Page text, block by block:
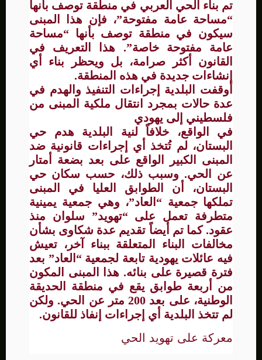
تم بناء الحي العربي في منطقة توصف بأنها
“مساحة عامة مفتوحة”، فإن هذا المبنى
سيكون في منطقة توصف بأنها “مساحة
عامة مفتوحة خاصة”. هذا التعريف في
القانون أكثر صرامة، بل ويحظر بناء أي
إنشاءات جديدة في هذه المنطقة.
أوقفت البلدية إجراءات التنفيذ والهدم في
عدة حالات بمجرد انتقال ملكية المبنى من
فلسطيني إلى يهودي
في الواقع، خلافاً لنية البلدية هدم حي
البستان، لم تُتخذ أي إجراءات قانونية ضد
المبنى الكبير الواقع على بعد بضعة أمتار
عن الحي. وسبب ذلك، حسب سكان حي
البستان، أن الطوابق العليا في المبنى
تملكها جمعية “العاد”، وهي جمعية يمينية
متطرفة تعمل على “تهويد” سلوان منذ
عقود. كما تم أيضاً تقديم عدة شكاوى بشأن
مخالفات البناء المتعلقة ببناء آخر، تعيش
فيه عائلات يهودية تابعة لجمعية “العاد” بعد
فترة قصيرة على بنائه. هذا المبنى المكون
من أربعة طوابق يقع في منطقة الحديقة
الوطنية، على بعد 200 متر عن الحي. ولكن
لم تتخذ البلدية أي إجراءات إنفاذ للقانون.
معركة على تهويد الحي